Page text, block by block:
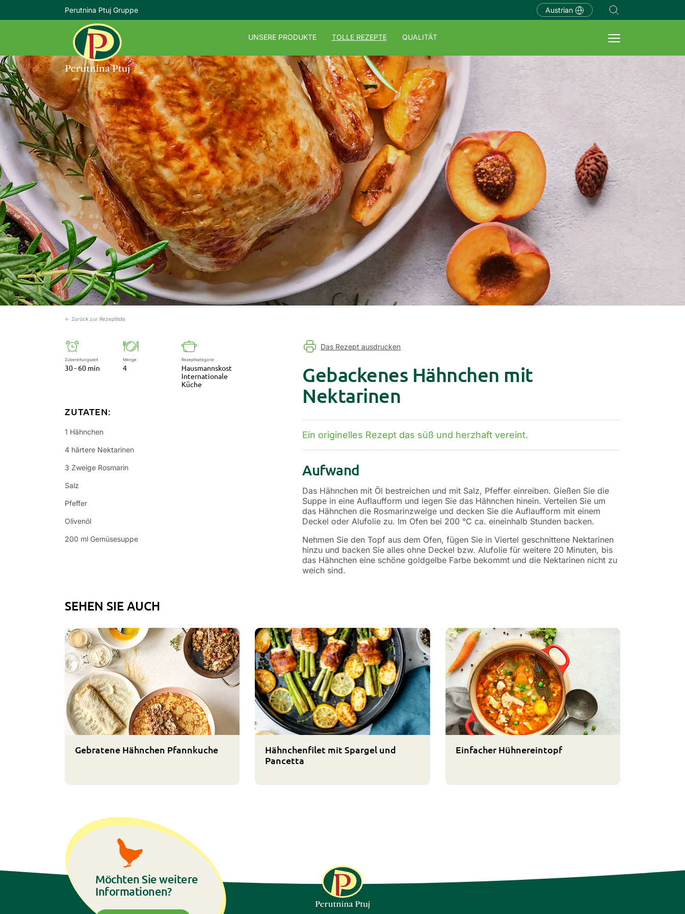
Perutnina Ptuj Gruppe Austrian
UNSERE PRODUKTE TOLLE REZEPTE QUALITÄT
← Zurück zur Rezeptliste
Zubereitungszeit
30 - 60 min
Menge
4
Rezeptkategorie
Hausmannskost
Internationale
Küche
ZUTATEN:
1 Hähnchen
4 härtere Nektarinen
3 Zweige Rosmarin
Salz
Pfeffer
Olivenöl
200 ml Gemüsesuppe
Das Rezept ausdrucken
Gebackenes Hähnchen mit
Nektarinen
Ein originelles Rezept das süß und herzhaft vereint.
Aufwand
Das Hähnchen mit Öl bestreichen und mit Salz, Pfeffer einreiben. Gießen Sie die
Suppe in eine Auflaufform und legen Sie das Hähnchen hinein. Verteilen Sie um
das Hähnchen die Rosmarinzweige und decken Sie die Auflaufform mit einem
Deckel oder Alufolie zu. Im Ofen bei 200 °C ca. eineinhalb Stunden backen.
Nehmen Sie den Topf aus dem Ofen, fügen Sie in Viertel geschnittene Nektarinen
hinzu und backen Sie alles ohne Deckel bzw. Alufolie für weitere 20 Minuten, bis
das Hähnchen eine schöne goldgelbe Farbe bekommt und die Nektarinen nicht zu
weich sind.
SEHEN SIE AUCH
Gebratene Hähnchen Pfannkuche
Hähnchenfilet mit Spargel und
Pancetta
Einfacher Hühnereintopf
Möchten Sie weitere
Informationen?